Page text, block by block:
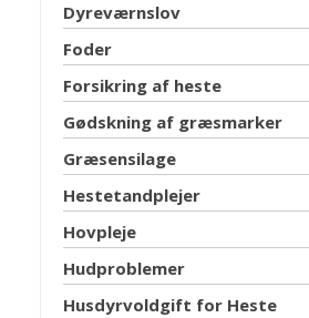
Dyreværnslov
Foder
Forsikring af heste
Gødskning af græsmarker
Græsensilage
Hestetandplejer
Hovpleje
Hudproblemer
Husdyrvoldgift for Heste